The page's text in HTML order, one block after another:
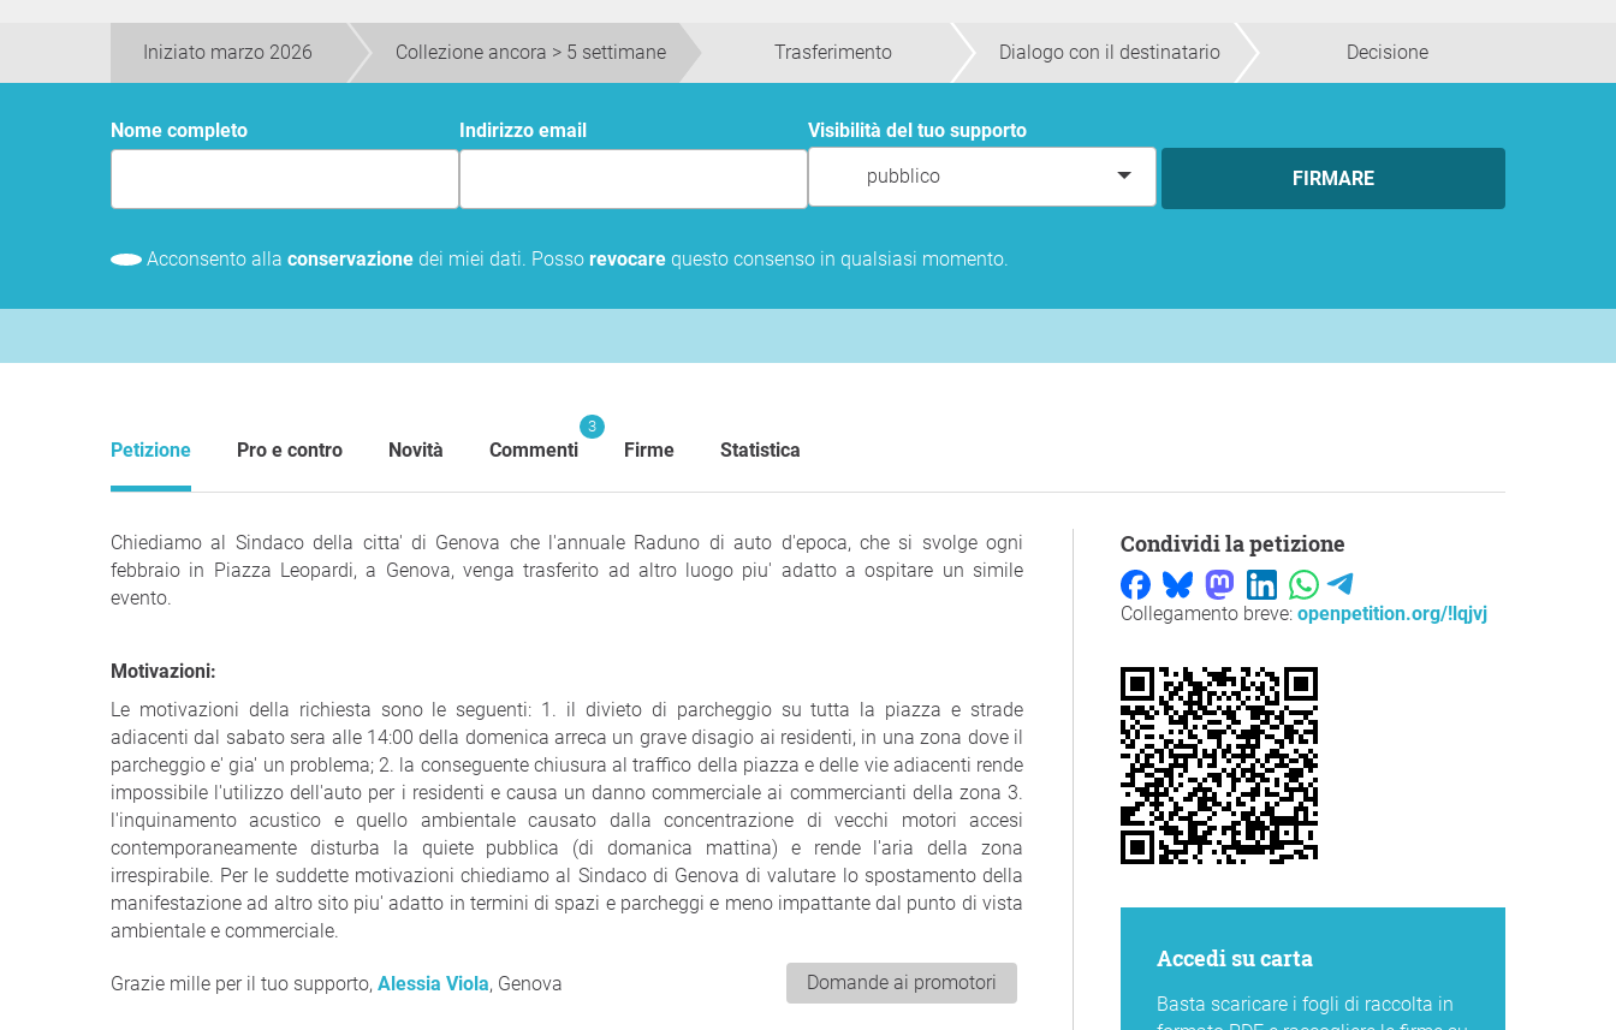
Iniziato marzo 2026 Collezione ancora > 5 settimane Trasferimento Dialogo con il destinatario Decisione
Nome completo Indirizzo email
Visibilità del tuo supporto
pubblico
FIRMARE
Acconsento alla conservazione dei miei dati. Posso revocare questo consenso in qualsiasi momento.
Petizione Pro e contro Novità Commenti
3
Firme Statistica
Chiediamo al Sindaco della citta' di Genova che l'annuale Raduno di auto d'epoca, che si svolge ogni
febbraio in Piazza Leopardi, a Genova, venga trasferito ad altro luogo piu' adatto a ospitare un simile
evento.
Motivazioni:
Le motivazioni della richiesta sono le seguenti: 1. il divieto di parcheggio su tutta la piazza e strade
adiacenti dal sabato sera alle 14:00 della domenica arreca un grave disagio ai residenti, in una zona dove il
parcheggio e' gia' un problema; 2. la conseguente chiusura al traffico della piazza e delle vie adiacenti rende
impossibile l'utilizzo dell'auto per i residenti e causa un danno commerciale ai commercianti della zona 3.
l'inquinamento acustico e quello ambientale causato dalla concentrazione di vecchi motori accesi
contemporaneamente disturba la quiete pubblica (di domanica mattina) e rende l'aria della zona
irrespirabile. Per le suddette motivazioni chiediamo al Sindaco di Genova di valutare lo spostamento della
manifestazione ad altro sito piu' adatto in termini di spazi e parcheggi e meno impattante dal punto di vista
ambientale e commerciale.
Grazie mille per il tuo supporto, Alessia Viola, Genova Domande ai promotori
Condividi la petizione
Collegamento breve: openpetition.org/!lqjvj
Accedi su carta
Basta scaricare i fogli di raccolta in